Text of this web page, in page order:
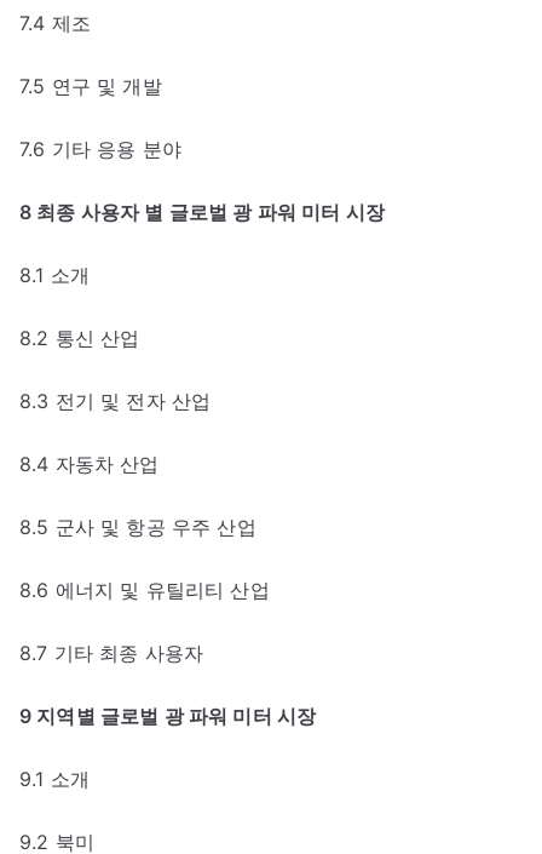
7.4 제조
7.5 연구 및 개발
7.6 기타 응용 분야
8 최종 사용자 별 글로벌 광 파워 미터 시장
8.1 소개
8.2 통신 산업
8.3 전기 및 전자 산업
8.4 자동차 산업
8.5 군사 및 항공 우주 산업
8.6 에너지 및 유틸리티 산업
8.7 기타 최종 사용자
9 지역별 글로벌 광 파워 미터 시장
9.1 소개
9.2 북미